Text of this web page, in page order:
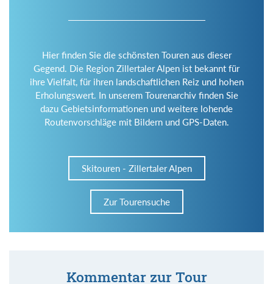
Hier finden Sie die schönsten Touren aus dieser
Gegend. Die Region Zillertaler Alpen ist bekannt für
ihre Vielfalt, für ihren landschaftlichen Reiz und hohen
Erholungswert. In unserem Tourenarchiv finden Sie
dazu Gebietsinformationen und weitere lohende
Routenvorschläge mit Bildern und GPS-Daten.
Skitouren - Zillertaler Alpen
Zur Tourensuche
Kommentar zur Tour